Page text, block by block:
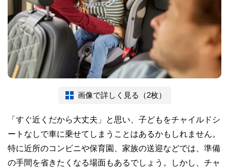
画像で詳しく見る（2枚）
「すぐ近くだから大丈夫」と思い、子どもをチャイルドシ
ートなしで車に乗せてしまうことはあるかもしれません。
特に近所のコンビニや保育園、家族の送迎などでは、準備
の手間を省きたくなる場面もあるでしょう。しかし、チャ